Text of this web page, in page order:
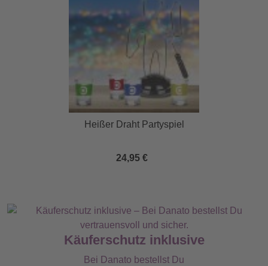
Heißer Draht Partyspiel
24,95 €
Käuferschutz inklusive
Bei Danato bestellst Du